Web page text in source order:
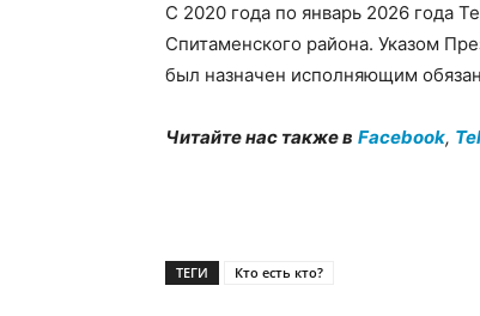
С 2020 года по январь 2026 года
Спитаменского района. Указом
был назначен исполняющим
Читайте нас также в Facebook,
ТЕГИ Кто есть кто?